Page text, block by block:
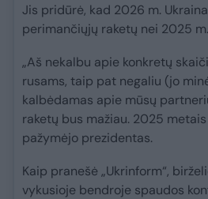
Jis pridūrė, kad 2026 m.
perimančiųjų raketų nei 2025 m.
„Aš nekalbu apie konkretų
rusams, taip pat negaliu (jo
kalbėdamas apie mūsų
raketų bus mažiau. 2025
pažymėjo prezidentas.
Kaip pranešė „Ukrinform“,
vykusioje bendroje spaudos